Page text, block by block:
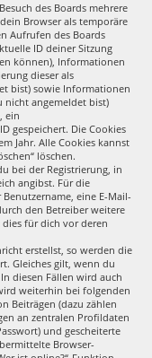
des Boards mehrere
Browser als temporäre
Aufrufen des Boards
ID deiner Sitzung
können), Informationen
dieser als
bist) sowie Informationen
nicht angemeldet bist)
ein
gespeichert. Die Cookies
Jahr. Alle Cookies kannst
löschen.
bei der Registrierung, in
angibst. Für die
eine E-Mail-
den Betreiber weitere
für dich vor deren
erstellst, so werden die
Gleiches gilt, wenn du
diesen Fällen wird auch
weiterhin bei folgenden
Beiträgen (dazu zählen
an zentralen Profildaten
und gescheiterte
Browser-